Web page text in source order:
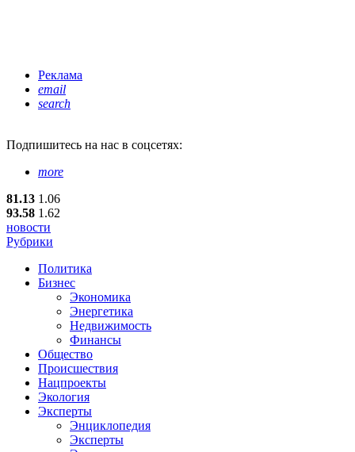
Реклама
email
search
Подпишитесь на нас в соцсетях:
more
81.13 1.06
93.58 1.62
новости
Рубрики
Политика
Бизнес
Экономика
Энергетика
Недвижимость
Финансы
Общество
Происшествия
Нацпроекты
Экология
Эксперты
Энциклопедия
Эксперты